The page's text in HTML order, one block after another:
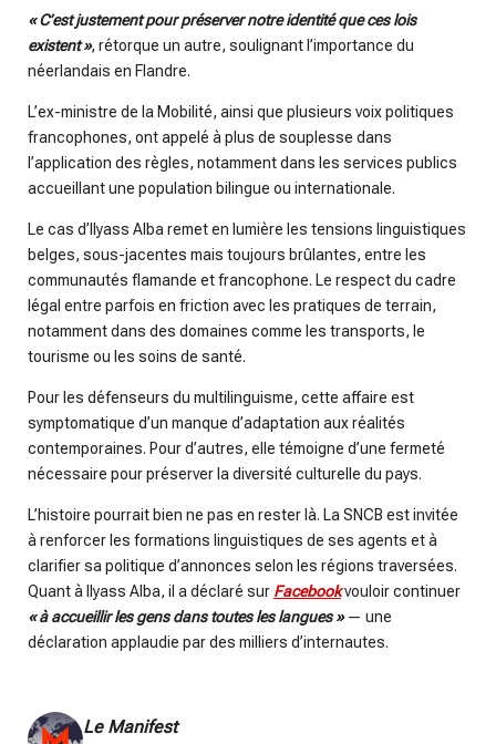
« C’est justement pour préserver notre identité que ces lois
existent », rétorque un autre, soulignant l’importance du
néerlandais en Flandre.
L’ex-ministre de la Mobilité, ainsi que plusieurs voix politiques
francophones, ont appelé à plus de souplesse dans
l’application des règles, notamment dans les services publics
accueillant une population bilingue ou internationale.
Le cas d’Ilyass Alba remet en lumière les tensions linguistiques
belges, sous-jacentes mais toujours brûlantes, entre les
communautés flamande et francophone. Le respect du cadre
légal entre parfois en friction avec les pratiques de terrain,
notamment dans des domaines comme les transports, le
tourisme ou les soins de santé.
Pour les défenseurs du multilinguisme, cette affaire est
symptomatique d’un manque d’adaptation aux réalités
contemporaines. Pour d’autres, elle témoigne d’une fermeté
nécessaire pour préserver la diversité culturelle du pays.
L’histoire pourrait bien ne pas en rester là. La SNCB est invitée
à renforcer les formations linguistiques de ses agents et à
clarifier sa politique d’annonces selon les régions traversées.
Quant à Ilyass Alba, il a déclaré sur Facebookvouloir continuer
« à accueillir les gens dans toutes les langues »— une
déclaration applaudie par des milliers d’internautes.
Le Manifest